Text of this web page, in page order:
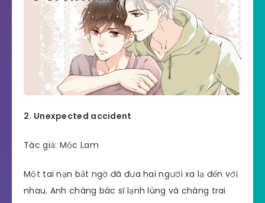
2. Unexpected accident
Tác giả: Mộc Lam
Một tai nạn bất ngờ đã đưa hai người xa lạ đến với
nhau. Anh chàng bác sĩ lạnh lùng và chàng trai